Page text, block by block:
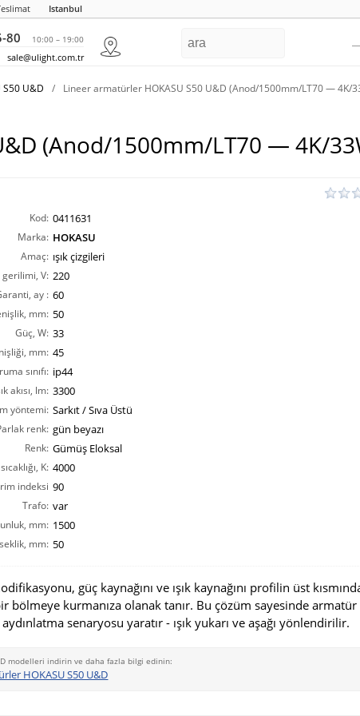
Istanbul
80 10:00 – 19:00
sale@ulight.com.tr
U&D / Lineer armatürler HOKASU S50 U&D (Anod/1500mm/LT70 — 4K/
(Anod/1500mm/LT70 — 4K/
Kod: 0411631
Marka: HOKASU
Amaç: ışık çizgileri
V: 220
ay : 60
mm: 50
Güç, W: 33
mm: 45
sınıfı: ip44
akısı, lm: 3300
yöntemi: Sarkıt / Sıva Üstü
renk: gün beyazı
Renk: Gümüş Eloksal
K: 4000
indeksi
CRI(Ra):
90
Trafo: var
mm: 1500
mm: 50
güç kaynağını ve ışık kaynağını profilin üst
bölmeye kurmanıza olanak tanır. Bu çözüm sayesinde armatür
senaryosu yaratır - ışık yukarı ve aşağı yönlendirilir.
modelleri indirin ve daha fazla bilgi edinin:
HOKASU S50 U&D